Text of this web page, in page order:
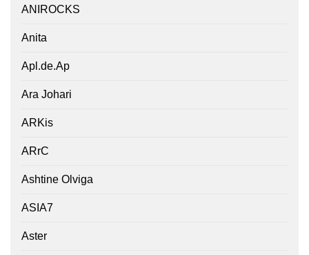
ANIROCKS
Anita
Apl.de.Ap
Ara Johari
ARKis
ARrC
Ashtine Olviga
ASIA7
Aster